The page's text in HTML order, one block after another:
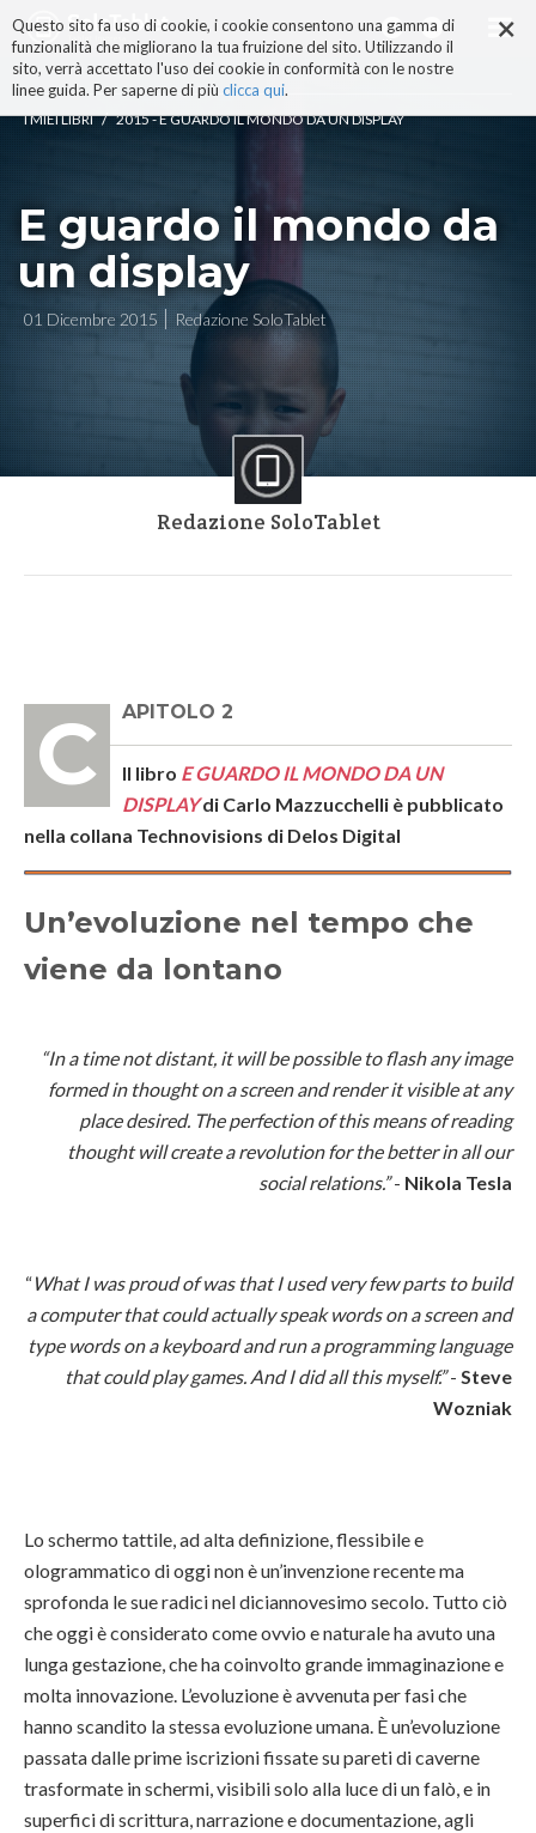
×
Questo sito fa uso di cookie, i cookie consentono una gamma di
funzionalità che migliorano la tua fruizione del sito. Utilizzando il
sito, verrà accettato l'uso dei cookie in conformità con le nostre
linee guida. Per saperne di più clicca qui.
ai
contenuti.
|
alla
I MIEI LIBRI / 2015 - E GUARDO IL MONDO DA UN DISPLAY
E guardo il mondo da
un display
01 Dicembre 2015 Redazione SoloTablet
Redazione SoloTablet
CAPITOLO 2
Il libro E GUARDO IL MONDO DA UN
DISPLAYdi Carlo Mazzucchelli è pubblicato
nella collana Technovisions di Delos Digital
Un’evoluzione nel tempo che
viene da lontano
“In a time not distant, it will be possible to flash any image
formed in thought on a screen and render it visible at any
place desired. The perfection of this means of reading
thought will create a revolution for the better in all our
social relations.”- Nikola Tesla
“What I was proud of was that I used very few parts to build
a computer that could actually speak words on a screen and
type words on a keyboard and run a programming language
that could play games. And I did all this myself.”- Steve
Wozniak
Lo schermo tattile, ad alta definizione, flessibile e
ologrammatico di oggi non è un’invenzione recente ma
sprofonda le sue radici nel diciannovesimo secolo. Tutto ciò
che oggi è considerato come ovvio e naturale ha avuto una
lunga gestazione, che ha coinvolto grande immaginazione e
molta innovazione. L’evoluzione è avvenuta per fasi che
hanno scandito la stessa evoluzione umana. È un’evoluzione
passata dalle prime iscrizioni fissate su pareti di caverne
trasformate in schermi, visibili solo alla luce di un falò, e in
superfici di scrittura, narrazione e documentazione, agli